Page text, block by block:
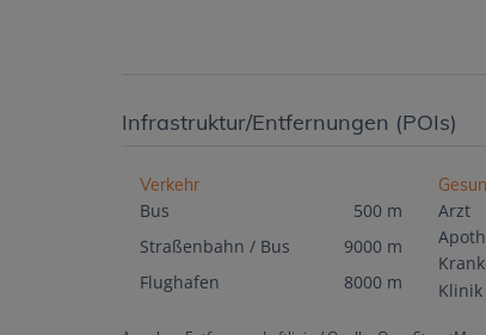
Infrastruktur/Entfernungen (POIs)
Verkehr
Bus
500 m
Straßenbahn / Bus
9000 m
Flughafen
8000 m
Arzt
Klinik